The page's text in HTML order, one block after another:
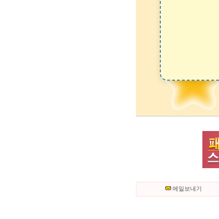
메일보내기